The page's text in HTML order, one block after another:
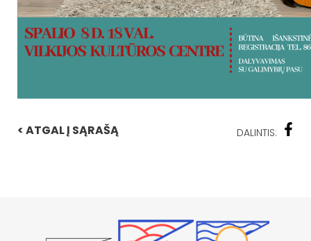
< ATGAL Į SĄRAŠĄ DALINTIS: